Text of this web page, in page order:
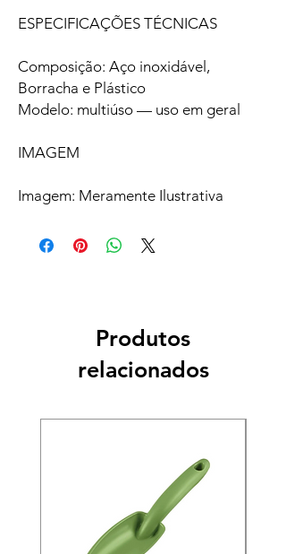
ESPECIFICAÇÕES TÉCNICAS
Composição: Aço inoxidável,
Borracha e Plástico
Modelo: multiúso — uso em geral
IMAGEM
Imagem: Meramente Ilustrativa
Produtos
relacionados